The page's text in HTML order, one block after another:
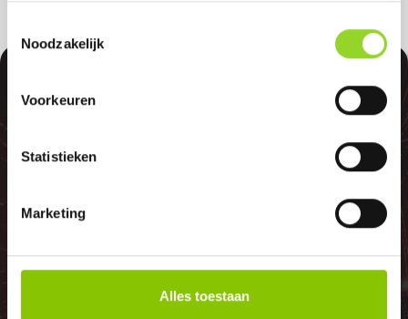
Noodzakelijk
Voorkeuren
Statistieken
Marketing
Alles toestaan
100%
GELD TERUG